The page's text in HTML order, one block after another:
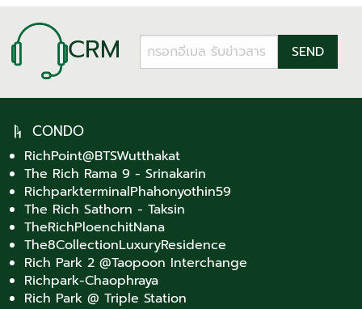
CRM
CONDO
RichPoint@BTSWutthakat
The Rich Rama 9 - Srinakarin
RichparkterminalPhahonyothin59
The Rich Sathorn - Taksin
TheRichPloenchitNana
The8CollectionLuxuryResidence
Rich Park 2 @Taopoon Interchange
Richpark-Chaophraya
Rich Park @ Triple Station